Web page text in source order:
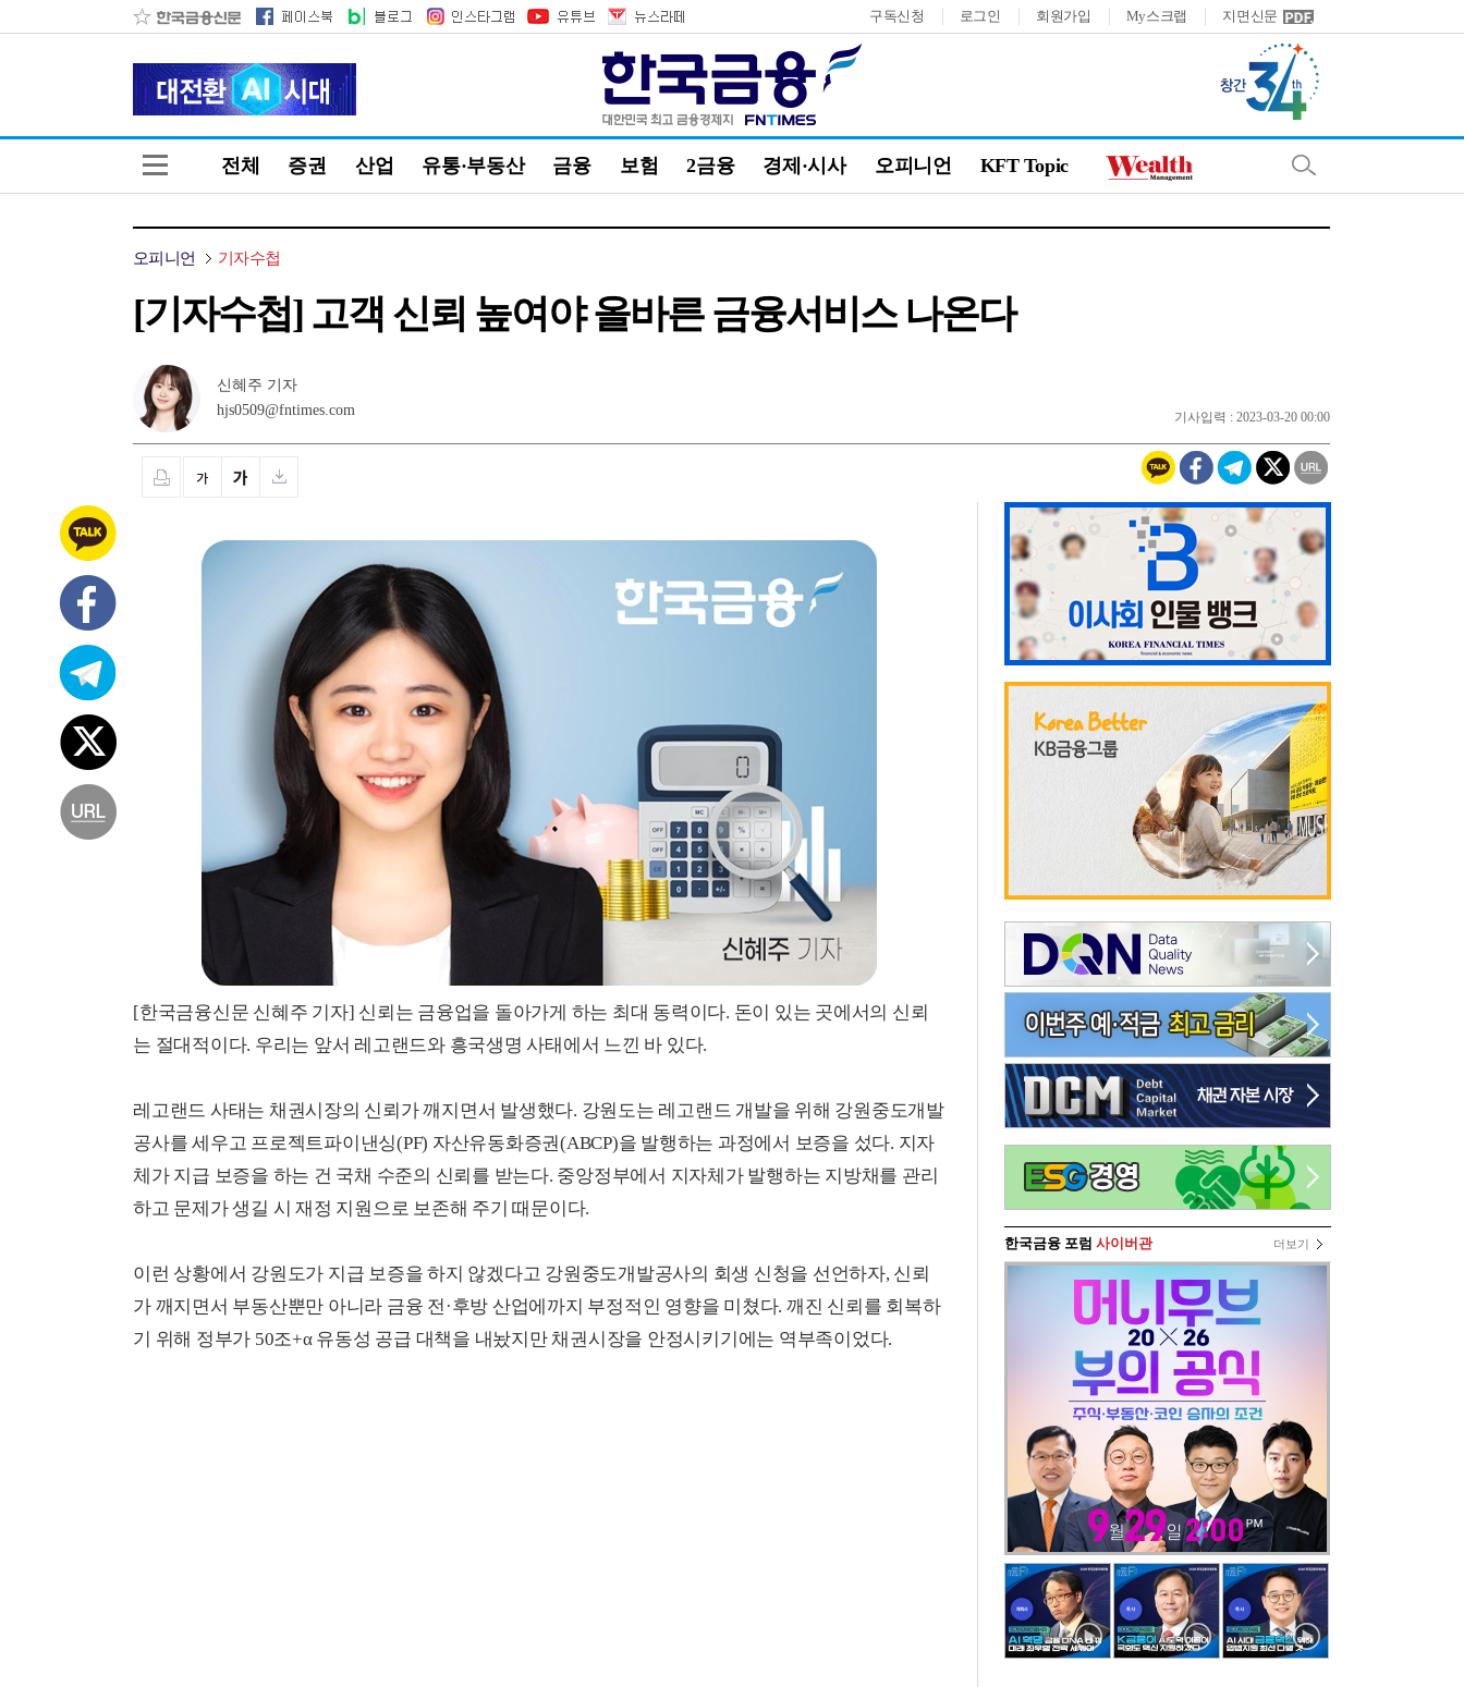
구독신청 로그인 회원가입 My스크랩 지면신문
전체 증권 산업 유통·부동산 금융 보험 2금융 경제·시사 오피니언 KFT Topic
오피니언 기자수첩
[기자수첩] 고객 신뢰 높여야 올바른 금융서비스 나온다
신혜주 기자
hjs0509@fntimes.com
기사입력 : 2023-03-20 00:00
[한국금융신문 신혜주 기자] 신뢰는 금융업을 돌아가게 하는 최대 동력이다. 돈이 있는 곳에서의 신뢰
는 절대적이다. 우리는 앞서 레고랜드와 흥국생명 사태에서 느낀 바 있다.
레고랜드 사태는 채권시장의 신뢰가 깨지면서 발생했다. 강원도는 레고랜드 개발을 위해 강원중도개발
공사를 세우고 프로젝트파이낸싱(PF) 자산유동화증권(ABCP)을 발행하는 과정에서 보증을 섰다. 지자
체가 지급 보증을 하는 건 국채 수준의 신뢰를 받는다. 중앙정부에서 지자체가 발행하는 지방채를 관리
하고 문제가 생길 시 재정 지원으로 보존해 주기 때문이다.
이런 상황에서 강원도가 지급 보증을 하지 않겠다고 강원중도개발공사의 회생 신청을 선언하자, 신뢰
가 깨지면서 부동산뿐만 아니라 금융 전·후방 산업에까지 부정적인 영향을 미쳤다. 깨진 신뢰를 회복하
기 위해 정부가 50조+α 유동성 공급 대책을 내놨지만 채권시장을 안정시키기에는 역부족이었다.
한국금융 포럼 사이버관 더보기